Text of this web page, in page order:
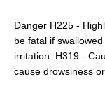
Danger H225 -
be fatal if
irritation. H319 -
cause drowsiness